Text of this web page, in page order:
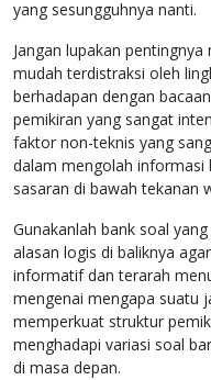
yang sesungguhnya nanti.
Jangan lupakan
mudah terdistraksi oleh
berhadapan dengan
pemikiran yang sangat
faktor non-teknis yang
dalam mengolah informasi
sasaran di bawah tekanan
Gunakanlah bank soal
alasan logis di baliknya
informatif dan terarah
mengenai mengapa suatu
memperkuat struktur
menghadapi variasi soal
di masa depan.